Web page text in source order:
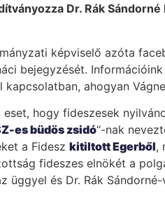
Dr. Rák
képviselő azóta
bejegyzését.
kapcsolatban, ahogyan
eset, hogy fideszesek
es büdös zsidó“-nak
a Fidesz kitiltott Egerből,
fideszes elnökét a
üggyel és Dr. Rák